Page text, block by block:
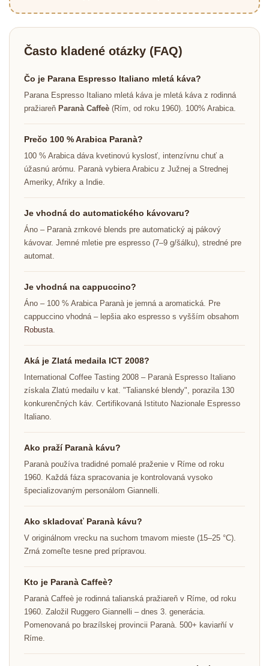
Často kladené otázky (FAQ)
Čo je Parana Espresso Italiano mletá káva?
Parana Espresso Italiano mletá káva je mletá káva z rodinná
pražiareň Paranà Caffeè (Rím, od roku 1960). 100% Arabica.
Prečo 100 % Arabica Paranà?
100 % Arabica dáva kvetinovú kyslosť, intenzívnu chuť a
úžasnú arómu. Paranà vybiera Arabicu z Južnej a Strednej
Ameriky, Afriky a Indie.
Je vhodná do automatického kávovaru?
Áno – Paranà zrnkové blends pre automatický aj pákový
kávovar. Jemné mletie pre espresso (7–9 g/šálku), stredné pre
automat.
Je vhodná na cappuccino?
Áno – 100 % Arabica Paranà je jemná a aromatická. Pre
cappuccino vhodná – lepšia ako espresso s vyšším obsahom
Robusta.
Aká je Zlatá medaila ICT 2008?
International Coffee Tasting 2008 – Paranà Espresso Italiano
získala Zlatú medailu v kat. "Talianské blendy", porazila 130
konkurenčných káv. Certifikovaná Istituto Nazionale Espresso
Italiano.
Ako praží Paranà kávu?
Paranà používa tradidné pomalé praženie v Ríme od roku
1960. Každá fáza spracovania je kontrolovaná vysoko
špecializovaným personálom Giannelli.
Ako skladovať Paranà kávu?
V originálnom vrecku na suchom tmavom mieste (15–25 °C).
Zrná zomeľte tesne pred prípravou.
Kto je Paranà Caffeè?
Paranà Caffeè je rodinná talianská pražiareň v Ríme, od roku
1960. Založil Ruggero Giannelli – dnes 3. generácia.
Pomenovaná po brazílskej provincii Paranà. 500+ kaviarňí v
Ríme.